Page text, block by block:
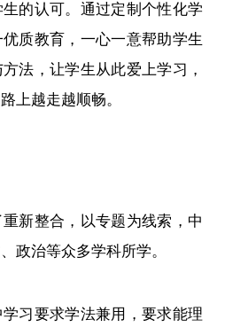
的认可。通过定制个性化学
质教育，一心一意帮助学生
法，让学生从此爱上学习，
上越走越顺畅。
新整合，以专题为线索，中
政治等众多学科所学。
习要求学法兼用，要求能理